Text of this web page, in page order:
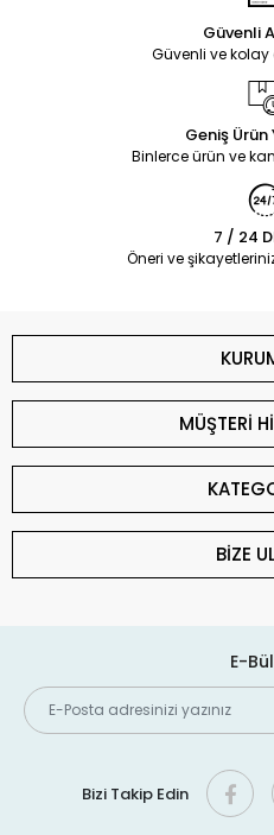
Güvenli
Güvenli ve
Geniş
Binlerce ürün ve
7 / 24
Öneri ve
MÜŞTERİ
BİZE
E-
Bizi Takip Edin